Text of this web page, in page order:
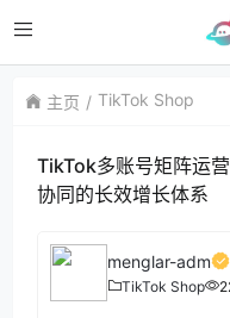
主页 TikTok Shop
TikTok多账号矩阵运
协同的长效增长体系
menglar-adm
TikTok Shop